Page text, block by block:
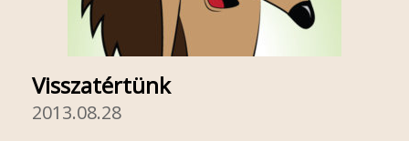
Visszatértünk
2013.08.28